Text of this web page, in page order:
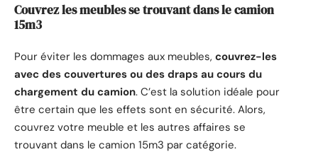
Couvrez les meubles se trouvant dans le camion
15m3
Pour éviter les dommages aux meubles, couvrez-les
avec des couvertures ou des draps au cours du
chargement du camion. C’est la solution idéale pour
être certain que les effets sont en sécurité. Alors,
couvrez votre meuble et les autres affaires se
trouvant dans le camion 15m3 par catégorie.